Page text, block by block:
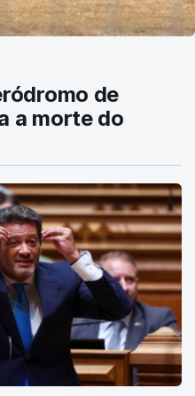
de
a morte do